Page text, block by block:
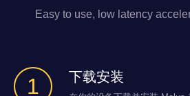
Easy to use, low latency
1 下载安装